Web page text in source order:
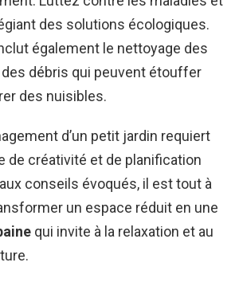
des solutions écologiques.
également le nettoyage des
débris qui peuvent étouffer
des nuisibles.
d’un petit jardin requiert
de créativité et de planification
conseils évoqués, il est tout à
un espace réduit en une
qui invite à la relaxation et au